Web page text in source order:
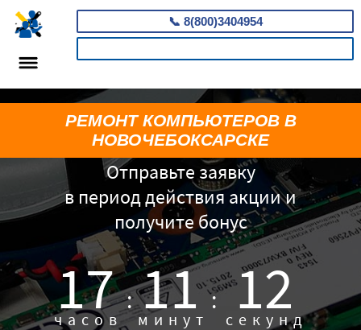
📞 8(800)3404954
Отправьте заявку
в период действия акции и
получите бонус
17 :
часов 11 :
минут 11
секунд
РЕМОНТ КОМПЬЮТЕРОВ В
НОВОЧЕБОКСАРСКЕ